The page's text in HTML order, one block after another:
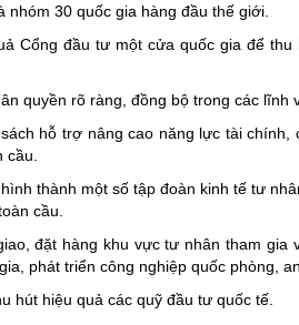
nhóm 30 quốc gia hàng đầu thế giới.
Cổng đầu tư một cửa quốc gia để
quyền rõ ràng, đồng bộ trong các
hỗ trợ nâng cao năng lực tài
cầu.
thành một số tập đoàn kinh tế tư
cầu.
đặt hàng khu vực tư nhân tham
phát triển công nghiệp quốc phòng,
hút hiệu quả các quỹ đầu tư quốc tế.